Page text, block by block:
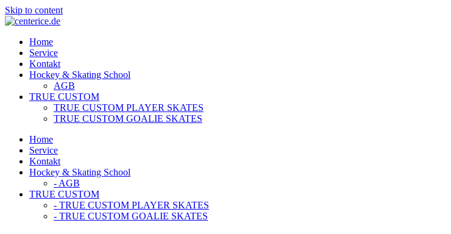
Skip to content
Home
Service
Kontakt
Hockey & Skating School
AGB
TRUE CUSTOM
TRUE CUSTOM PLAYER SKATES
TRUE CUSTOM GOALIE SKATES
Home
Service
Kontakt
Hockey & Skating School
- AGB
TRUE CUSTOM
- TRUE CUSTOM PLAYER SKATES
- TRUE CUSTOM GOALIE SKATES